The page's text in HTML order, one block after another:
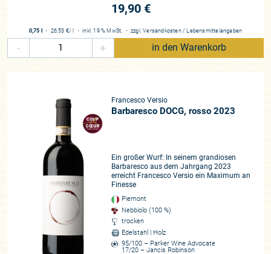
19,90 €
0,75 l ・ 26,53 €/ l ・inkl. 19 % MwSt. ・ zzgl.Versandkosten / Lebensmittelangaben
- + in den Warenkorb
Francesco Versio
Barbaresco DOCG, rosso 2023
Ein großer Wurf: In seinem grandiosen
Barbaresco aus dem Jahrgang 2023
erreicht Francesco Versio ein Maximum an
Finesse
Piemont
Nebbiolo (100 %)
trocken
Edelstahl | Holz
95/100 – Parker Wine Advocate
17/20 – Jancis Robinson